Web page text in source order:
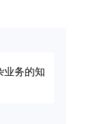
务的知